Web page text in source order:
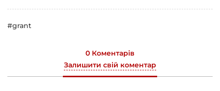
#grant
0 Коментарів
Залишити свій коментар